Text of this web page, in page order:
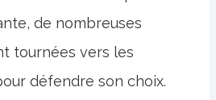
de nombreuses
tournées vers les
défendre son choix.